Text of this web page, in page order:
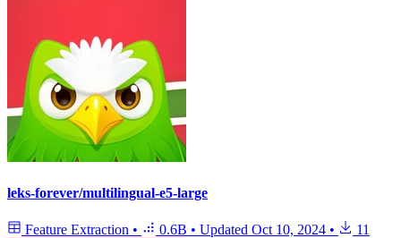
leks-forever/multilingual-e5-large
Feature Extraction • 0.6B • Updated Oct 10, 2024 • 11